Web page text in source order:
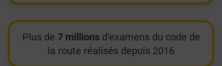
Plus de 7 millionsd'examens du code de
la route réalisés depuis 2016